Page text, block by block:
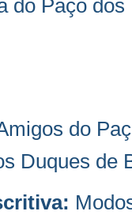
do Paço dos
do
Duques de